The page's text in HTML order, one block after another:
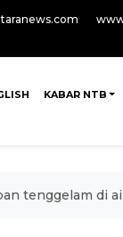
KABAR NTB
tenggelam di